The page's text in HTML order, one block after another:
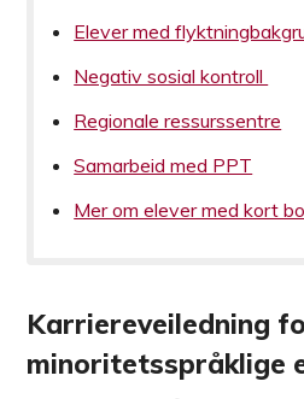
Elever med
Negativ sosial kontroll
Regionale ressurssentre
Samarbeid med PPT
Mer om elever med kort
Karriereveiledning
minoritetsspråklige